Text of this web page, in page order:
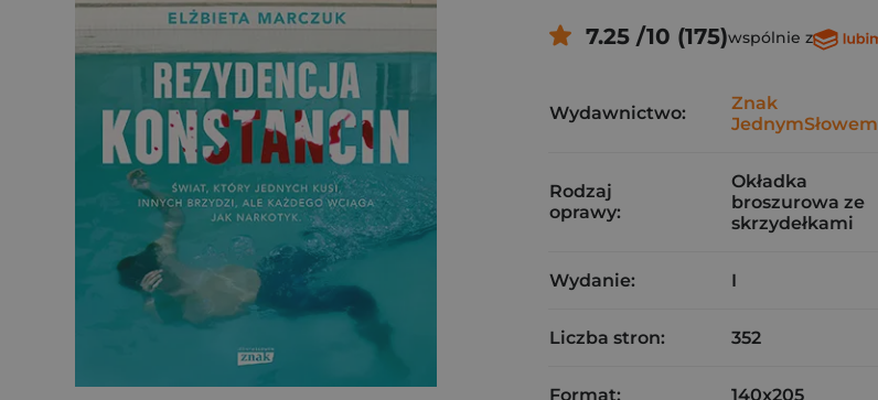
7.25 /10 (175)wspólnie z
Wydawnictwo:
Znak
JednymSłowem
Rodzaj
oprawy:
Okładka
broszurowa ze
skrzydełkami
Wydanie: I
Liczba stron: 352
Format: 140x205